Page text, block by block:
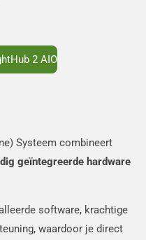
2 AIO
Systeem combineert
geïntegreerde hardware
software, krachtige
waardoor je direct